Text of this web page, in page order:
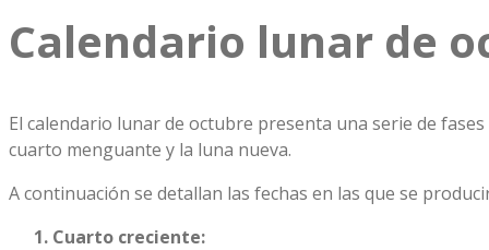
Calendario lunar de
El calendario lunar de octubre presenta una serie de
cuarto menguante y la luna nueva.
A continuación se detallan las fechas en las que se
Cuarto creciente: